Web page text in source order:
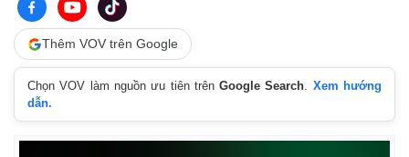
Thêm VOV trên Google
Chọn VOV làm nguồn ưu tiên trênGoogle Search. Xem hướng
dẫn.